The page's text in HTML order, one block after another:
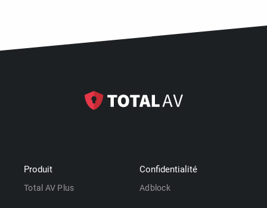
Produit
Total AV Plus
Confidentialité
Adblock